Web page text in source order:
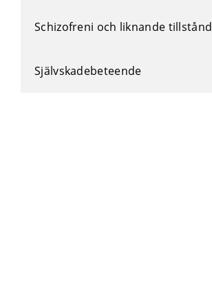
Schizofreni och liknande tillstånd
Självskadebeteende